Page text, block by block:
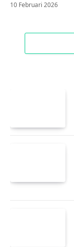
10 Februari 2026